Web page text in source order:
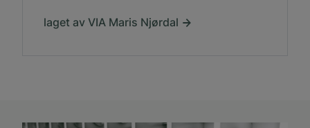
laget av VIA Maris Njørdal